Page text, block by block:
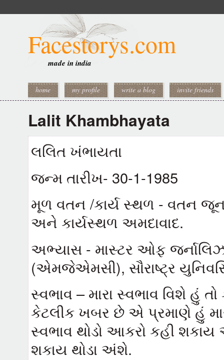
Facestorys.com
made in india
home my profile write a blog invite friends
Lalit Khambhayata
લલિત ખંભાયતા
જન્મ તારીખ- 30-1-1985
મૂળ વતન /કાર્ય સ્થળ - વતન
અને કાર્યસ્થળ અમદાવાદ.
અભ્યાસ - માસ્ટર ઓફ
(એમજેએમસી), સૌરાષ્ટ્ર
સ્વભાવ – મારા સ્વભાવ વિશે હું
કેટલીક ખબર છે એ પ્રમાણે હું
સ્વભાવ થોડો આકરો કહી
શકાય થોડા અંશે.